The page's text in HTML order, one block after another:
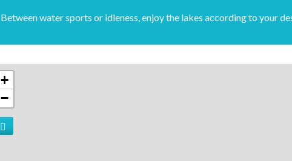
Between water sports or idleness, enjoy the lakes according to your
+
−